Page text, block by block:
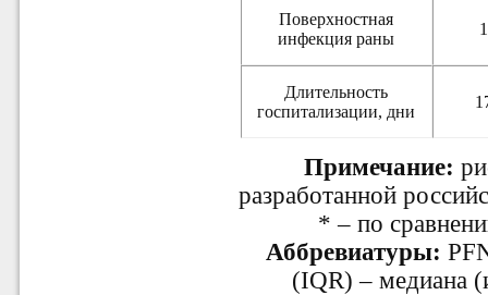
Поверхностная
инфекция раны
1
Длительность
госпитализации, дни
Примечание:
разработанной
* – по
Аббревиатуры:
(IQR) – медиана